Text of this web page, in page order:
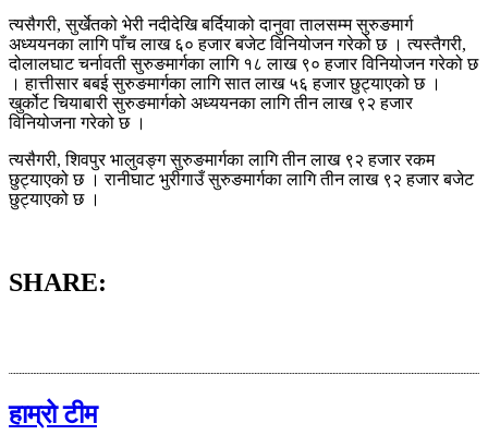
त्यसैगरी, सुर्खेतको भेरी नदीदेखि बर्दियाको दानुवा तालसम्म सुरुङमार्ग
अध्ययनका लागि पाँच लाख ६० हजार बजेट विनियोजन गरेको छ । त्यस्तैगरी,
दोलालघाट चर्नावती सुरुङमार्गका लागि १८ लाख ९० हजार विनियोजन गरेको छ
। हात्तीसार बबई सुरुङमार्गका लागि सात लाख ५६ हजार छुट्याएको छ ।
खुर्कोट चियाबारी सुरुङमार्गको अध्ययनका लागि तीन लाख ९२ हजार
विनियोजना गरेको छ ।
त्यसैगरी, शिवपुर भालुवङ्ग सुरुङमार्गका लागि तीन लाख ९२ हजार रकम
छुट्याएको छ । रानीघाट भुरीगाउँ सुरुङमार्गका लागि तीन लाख ९२ हजार बजेट
छुट्याएको छ ।
SHARE:
हाम्रो टीम